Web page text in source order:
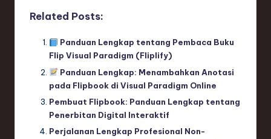
Related Posts:
Panduan Lengkap tentang Pembaca Buku
Flip Visual Paradigm (Fliplify)
Panduan Lengkap: Menambahkan Anotasi
pada Flipbook di Visual Paradigm Online
Pembuat Flipbook: Panduan Lengkap tentang
Penerbitan Digital Interaktif
Perjalanan Lengkap Profesional Non-